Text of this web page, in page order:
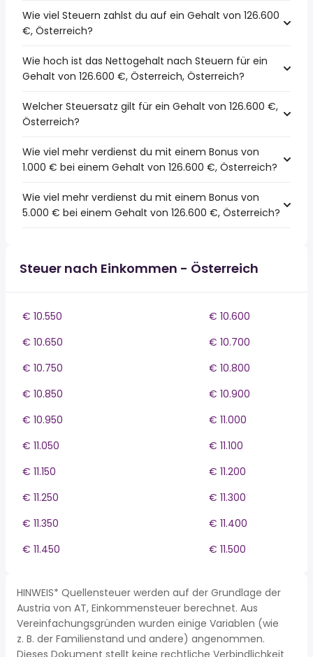
Wie viel Steuern zahlst du auf ein Gehalt von 126.600
€, Österreich?
Wie hoch ist das Nettogehalt nach Steuern für ein
Gehalt von 126.600 €, Österreich, Österreich?
Welcher Steuersatz gilt für ein Gehalt von 126.600 €,
Österreich?
Wie viel mehr verdienst du mit einem Bonus von
1.000 € bei einem Gehalt von 126.600 €, Österreich?
Wie viel mehr verdienst du mit einem Bonus von
5.000 € bei einem Gehalt von 126.600 €, Österreich?
Steuer nach Einkommen - Österreich
€ 10.550
€ 10.600
€ 10.650
€ 10.700
€ 10.750
€ 10.800
€ 10.850
€ 10.900
€ 10.950
€ 11.000
€ 11.050
€ 11.100
€ 11.150
€ 11.200
€ 11.250
€ 11.300
€ 11.350
€ 11.400
€ 11.450
€ 11.500
HINWEIS* Quellensteuer werden auf der Grundlage der
Austria von AT, Einkommensteuer berechnet. Aus
Vereinfachungsgründen wurden einige Variablen (wie
z. B. der Familienstand und andere) angenommen.
Dieses Dokument stellt keine rechtliche Verbindlichkeit